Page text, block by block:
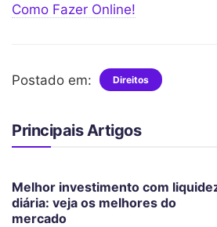
Como Fazer Online!
Postado em: Direitos
Principais Artigos
Melhor investimento com
diária: veja os melhores do
mercado